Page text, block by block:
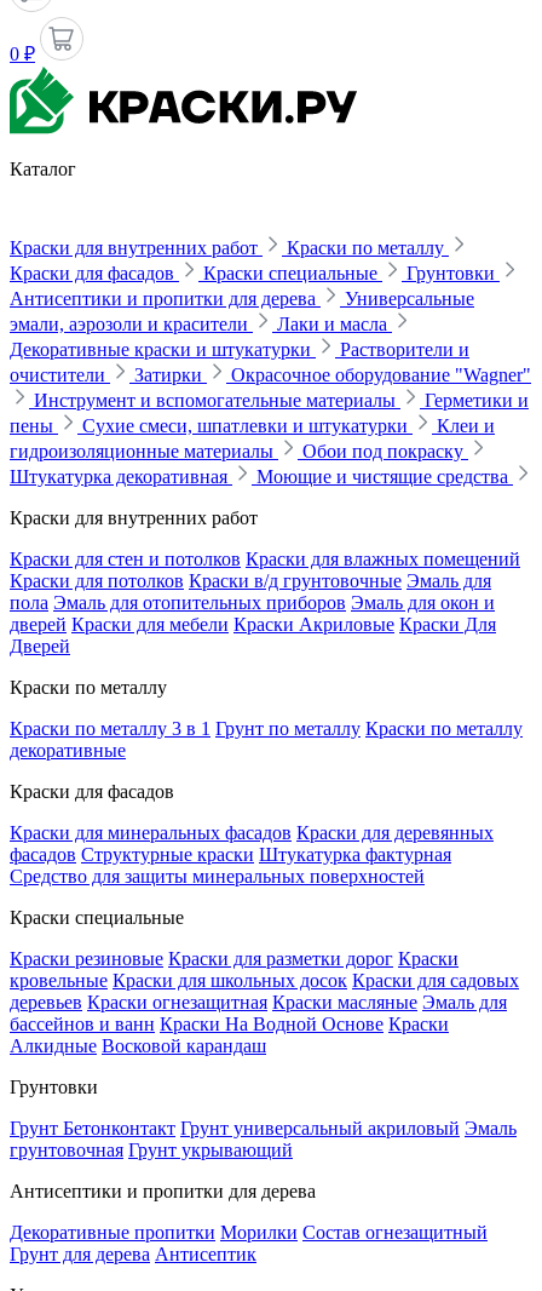
0 ₽
Каталог
Краски для внутренних работ
Краски по металлу
Краски для фасадов
Краски специальные
Грунтовки
Антисептики и пропитки для дерева
Универсальные
эмали, аэрозоли и красители
Лаки и масла
Декоративные краски и штукатурки
Растворители и
очистители
Затирки
Окрасочное оборудование "Wagner"
Инструмент и вспомогательные материалы
Герметики и
пены
Сухие смеси, шпатлевки и штукатурки
Клеи и
гидроизоляционные материалы
Обои под покраску
Штукатурка декоративная
Моющие и чистящие средства
Краски для внутренних работ
Краски для стен и потолков Краски для влажных помещений
Краски для потолков Краски в/д грунтовочные Эмаль для
пола Эмаль для отопительных приборов Эмаль для окон и
дверей Краски для мебели Краски Акриловые Краски Для
Дверей
Краски по металлу
Краски по металлу 3 в 1 Грунт по металлу Краски по металлу
декоративные
Краски для фасадов
Краски для минеральных фасадов Краски для деревянных
фасадов Структурные краски Штукатурка фактурная
Средство для защиты минеральных поверхностей
Краски специальные
Краски резиновые Краски для разметки дорог Краски
кровельные Краски для школьных досок Краски для садовых
деревьев Краски огнезащитная Краски масляные Эмаль для
бассейнов и ванн Краски На Водной Основе Краски
Алкидные Восковой карандаш
Грунтовки
Грунт Бетонконтакт Грунт универсальный акриловый Эмаль
грунтовочная Грунт укрывающий
Антисептики и пропитки для дерева
Декоративные пропитки Морилки Состав огнезащитный
Грунт для дерева Антисептик